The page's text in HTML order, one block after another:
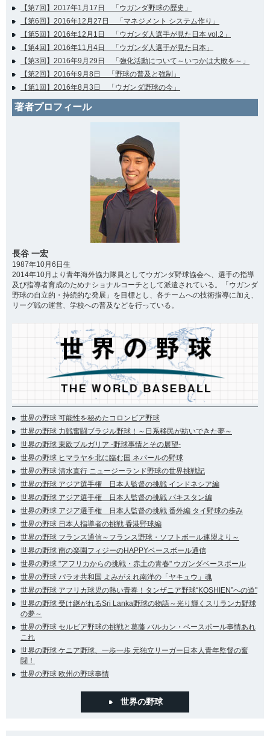
【第7回】2017年1月17日 「ウガンダ野球の歴史」
【第6回】2016年12月27日 「マネジメント システム作り」
【第5回】2016年12月1日 「ウガンダ人選手が見た日本 vol.2」
【第4回】2016年11月4日 「ウガンダ人選手が見た日本」
【第3回】2016年9月29日 「強化活動について～いつかは大敗を～」
【第2回】2016年9月8日 「野球の普及と強制」
【第1回】2016年8月3日 「ウガンダ野球の今」
著者プロフィール
長谷 一宏
1987年10月6日生
2014年10月より青年海外協力隊員としてウガンダ野球協会へ、選手の指導
及び指導者育成のためナショナルコーチとして派遣されている。「ウガンダ
野球の自立的・持続的な発展」を目標とし、各チームへの技術指導に加え、
リーグ戦の運営、学校への普及などを行っている。
世界の野球 可能性を秘めたコロンビア野球
世界の野球 力戦奮闘ブラジル野球！～日系移民が紡いできた夢～
世界の野球 東欧ブルガリア -野球事情とその展望-
世界の野球 ヒマラヤを北に臨む国 ネパールの野球
世界の野球 清水直行 ニュージーランド野球の世界挑戦記
世界の野球 アジア選手権 日本人監督の挑戦 インドネシア編
世界の野球 アジア選手権 日本人監督の挑戦 パキスタン編
世界の野球 アジア選手権 日本人監督の挑戦 番外編 タイ野球の歩み
世界の野球 日本人指導者の挑戦 香港野球編
世界の野球 フランス通信～フランス野球・ソフトボール連盟より～
世界の野球 南の楽園フィジーのHAPPYベースボール通信
世界の野球 "アフリカからの挑戦・赤土の青春" ウガンダベースボール
世界の野球 パラオ共和国 よみがえれ南洋の「ヤキュウ」魂
世界の野球 アフリカ球児の熱い青春！タンザニア野球“KOSHIEN”への道"
世界の野球 受け継がれるSri Lanka野球の物語～光り輝くスリランカ野球
の夢～
世界の野球 セルビア野球の挑戦と葛藤 バルカン・ベースボール事情あれ
これ
世界の野球 ケニア野球、一歩一歩 元独立リーガー日本人青年監督の奮
闘！
世界の野球 欧州の野球事情
世界の野球